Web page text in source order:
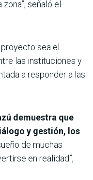
señaló el
sea el
las instituciones y
a responder a las
demuestra que
y gestión, los
de muchas
en realidad”,